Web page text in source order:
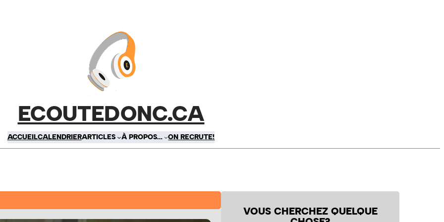
ECOUTEDONC.CA
ACCUEILCALENDRIERARTICLES À PROPOS… ON RECRUTE!
VOUS CHERCHEZ QUELQUE